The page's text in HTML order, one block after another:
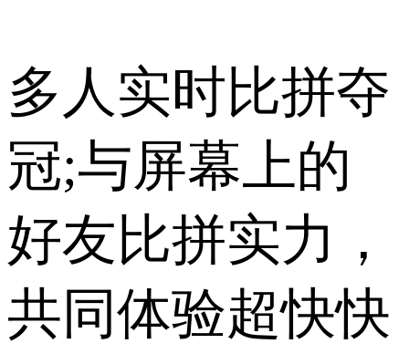
多人实时比拼夺
冠;与屏幕上的
好友比拼实力，
共同体验超快快